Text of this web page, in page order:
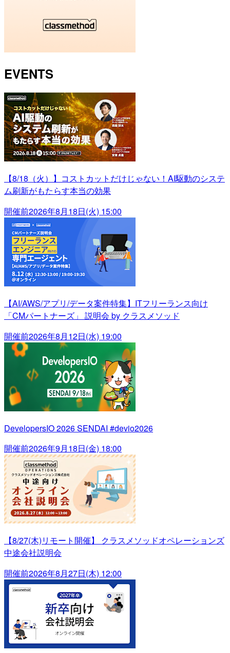
EVENTS
【8/18（火）】コストカットだけじゃない！AI駆動のシステ
ム刷新がもたらす本当の効果
開催前2026年8月18日(火) 15:00
【AI/AWS/アプリ/データ案件特集】ITフリーランス向け
「CMパートナーズ」 説明会 by クラスメソッド
開催前2026年8月12日(水) 19:00
DevelopersIO 2026 SENDAI #devio2026
開催前2026年9月18日(金) 18:00
【8/27(木)リモート開催】 クラスメソッドオペレーションズ
中途会社説明会
開催前2026年8月27日(木) 12:00